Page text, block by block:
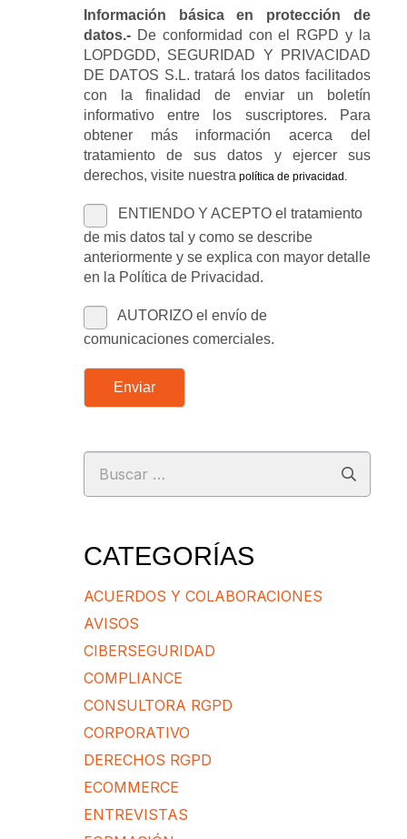
Información básica en protección de
datos.-De conformidad con el RGPD y la
LOPDGDD, SEGURIDAD Y PRIVACIDAD
DE DATOS S.L. tratará los datos facilitados
con la finalidad de enviar un boletín
informativo entre los suscriptores. Para
obtener más información acerca del
tratamiento de sus datos y ejercer sus
derechos, visite nuestra política de privacidad .
ENTIENDO Y ACEPTO el tratamiento
de mis datos tal y como se describe
anteriormente y se explica con mayor detalle
en la Política de Privacidad.
AUTORIZO el envío de
comunicaciones comerciales.
Enviar
Buscar:
CATEGORÍAS
ACUERDOS Y COLABORACIONES
AVISOS
CIBERSEGURIDAD
COMPLIANCE
CONSULTORA RGPD
CORPORATIVO
DERECHOS RGPD
ECOMMERCE
ENTREVISTAS